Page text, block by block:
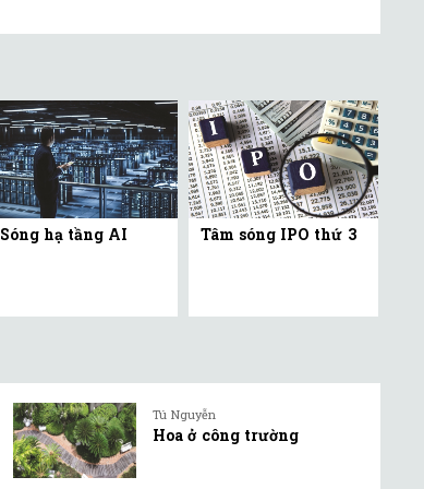
Sóng hạ tầng AI Tâm sóng IPO thứ 3
Tú Nguyễn
Hoa ở công trường